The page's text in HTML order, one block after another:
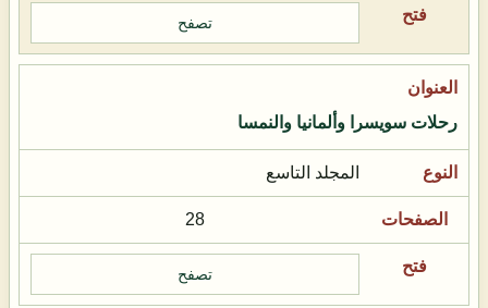
تصفح
رحلات سويسرا وألمانيا والنمسا
المجلد التاسع
28
تصفح